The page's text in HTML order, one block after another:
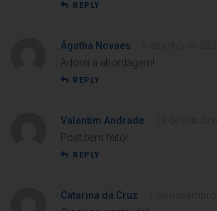
REPLY
Ágatha Novaes
Adorei a abordagem!
REPLY
Valentim Andrade
Post bem feito!
REPLY
Catarina da Cruz